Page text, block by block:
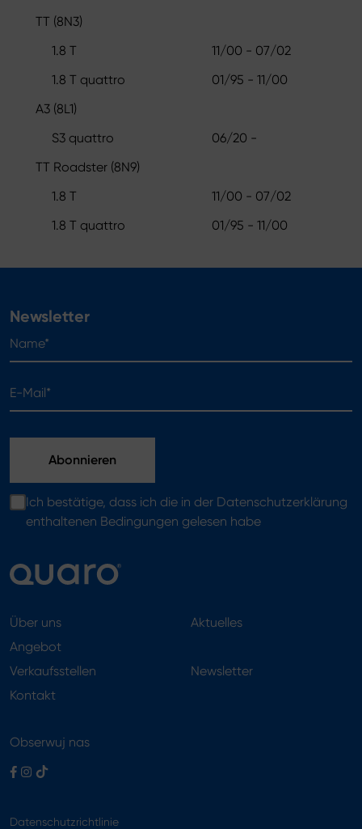
TT (8N3)
1.8 T
11/00 - 07/02
1.8 T quattro
01/95 - 11/00
A3 (8L1)
S3 quattro
06/20 -
TT Roadster (8N9)
1.8 T
11/00 - 07/02
1.8 T quattro
01/95 - 11/00
Newsletter
E-Mail*
Ich bestätige, dass ich die in der Datenschutzerklärung
enthaltenen Bedingungen gelesen habe
Über uns
Angebot
Aktuelles
Verkaufsstellen
Kontakt
Newsletter
Obserwuj nas
Datenschutzrichtlinie